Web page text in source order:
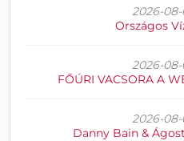
2026-08-
Országos
2026-08-
FŐÚRI VACSORA A
2026-08-
Danny Bain &